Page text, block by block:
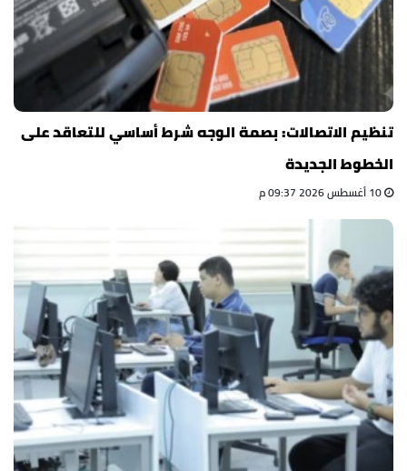
تنظيم الاتصالات: بصمة الوجه شرط أساسي للتعاقد على
الخطوط الجديدة